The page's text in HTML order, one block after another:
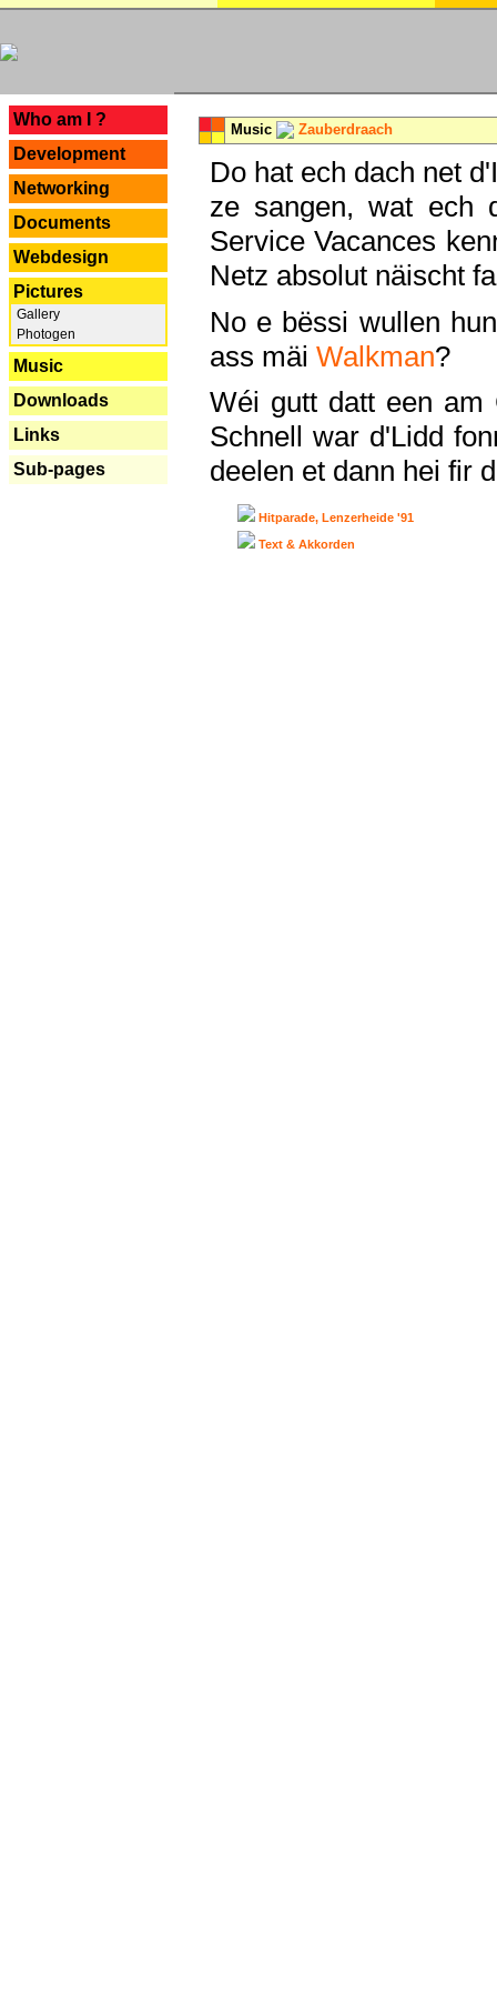
Who am I ?
Development
Networking
Documents
Webdesign
Pictures
Gallery
Photogen
Music
Downloads
Links
Sub-pages
Music Zauberdraach
Do hat ech dach net
ze sangen, wat ech
Service Vacances
Netz absolut näischt
No e bëssi wullen
ass mäi Walkman?
Wéi gutt datt een am
Schnell war d'Lidd
deelen et dann hei fir
Hitparade, Lenzerheide '91
Text & Akkorden